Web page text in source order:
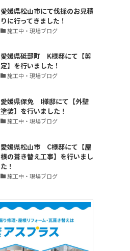
愛媛県松山市にて伐採のお見積
りに行ってきました！
施工中・現場ブログ
愛媛県砥部町 K様邸にて【剪
定】を行いました！
施工中・現場ブログ
愛媛県保免 I様邸にて【外壁
塗装】を行いました！
施工中・現場ブログ
愛媛県松山市 C様邸にて【屋
根の葺き替え工事】を行いまし
た！
施工中・現場ブログ